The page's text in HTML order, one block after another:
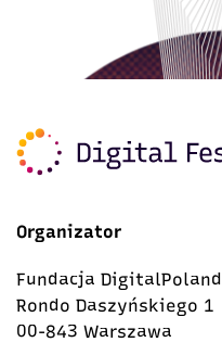
Organizator
Fundacja DigitalPoland
Rondo Daszyńskiego 1
00-843 Warszawa